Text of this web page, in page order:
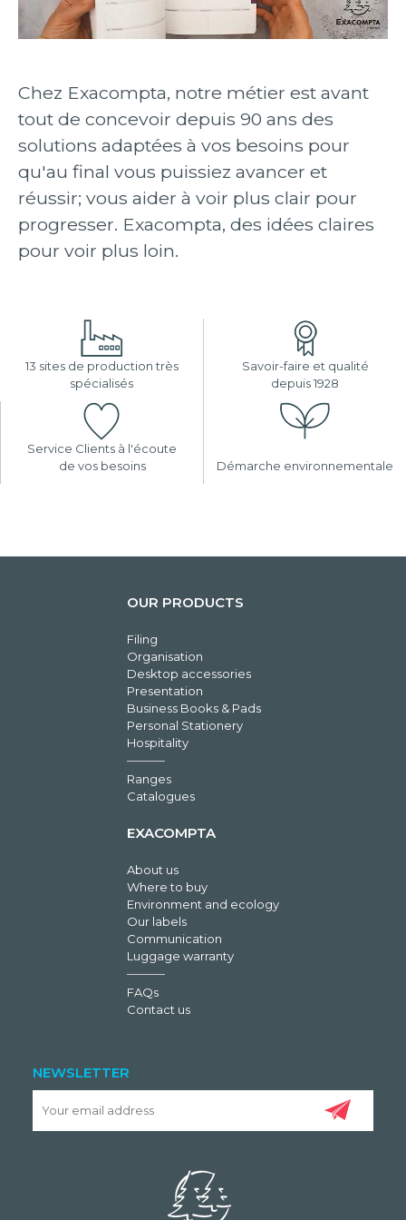
Chez Exacompta, notre métier est avant
tout de concevoir depuis 90 ans des
solutions adaptées à vos besoins pour
qu'au final vous puissiez avancer et
réussir; vous aider à voir plus clair pour
progresser. Exacompta, des idées claires
pour voir plus loin.
13 sites de production très
spécialisés
Savoir-faire et qualité
depuis 1928
Service Clients à l'écoute
de vos besoins
Démarche environnementale
OUR PRODUCTS
Filing
Organisation
Desktop accessories
Presentation
Business Books & Pads
Personal Stationery
Hospitality
Ranges
Catalogues
EXACOMPTA
About us
Where to buy
Environment and ecology
Our labels
Communication
Luggage warranty
FAQs
Contact us
NEWSLETTER